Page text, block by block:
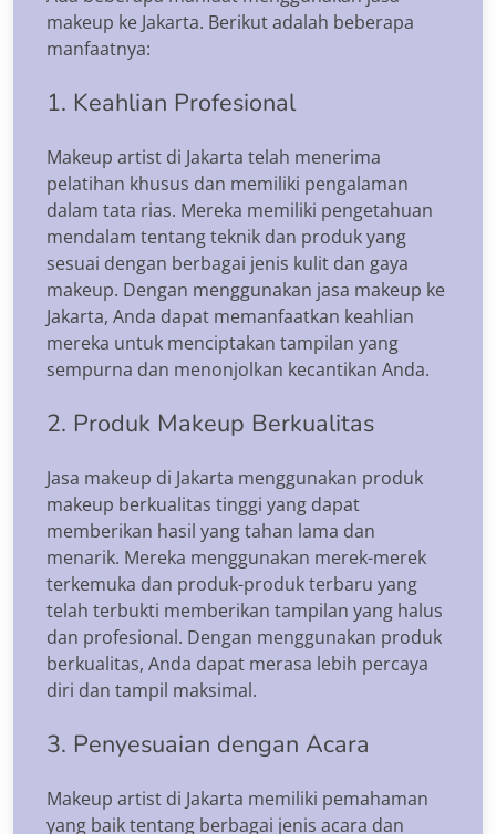
makeup ke Jakarta. Berikut adalah beberapa
manfaatnya:
1. Keahlian Profesional
Makeup artist di Jakarta telah menerima
pelatihan khusus dan memiliki pengalaman
dalam tata rias. Mereka memiliki pengetahuan
mendalam tentang teknik dan produk yang
sesuai dengan berbagai jenis kulit dan gaya
makeup. Dengan menggunakan jasa makeup ke
Jakarta, Anda dapat memanfaatkan keahlian
mereka untuk menciptakan tampilan yang
sempurna dan menonjolkan kecantikan Anda.
2. Produk Makeup Berkualitas
Jasa makeup di Jakarta menggunakan produk
makeup berkualitas tinggi yang dapat
memberikan hasil yang tahan lama dan
menarik. Mereka menggunakan merek-merek
terkemuka dan produk-produk terbaru yang
telah terbukti memberikan tampilan yang halus
dan profesional. Dengan menggunakan produk
berkualitas, Anda dapat merasa lebih percaya
diri dan tampil maksimal.
3. Penyesuaian dengan Acara
Makeup artist di Jakarta memiliki pemahaman
yang baik tentang berbagai jenis acara dan